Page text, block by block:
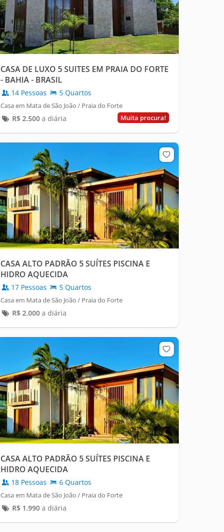
CASA DE LUXO 5 SUITES EM PRAIA DO FORTE
- BAHIA - BRASIL
14 Pessoas 5 Quartos
Casa em Mata de São João / Praia do Forte
Muita procura!
R$ 2.500a diária
CASA ALTO PADRÃO 5 SUÍTES PISCINA E
HIDRO AQUECIDA
17 Pessoas 5 Quartos
Casa em Mata de São João / Praia do Forte
R$ 2.000a diária
CASA ALTO PADRÃO 5 SUÍTES PISCINA E
HIDRO AQUECIDA
18 Pessoas 6 Quartos
Casa em Mata de São João / Praia do Forte
R$ 1.990a diária